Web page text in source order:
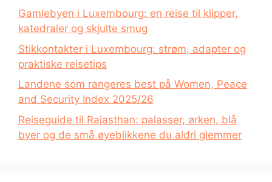
Gamlebyen i Luxembourg: en reise til klipper,
katedraler og skjulte smug
Stikkontakter i Luxembourg: strøm, adapter og
praktiske reisetips
Landene som rangeres best på Women, Peace
and Security Index 2025/26
Reiseguide til Rajasthan: palasser, ørken, blå
byer og de små øyeblikkene du aldri glemmer